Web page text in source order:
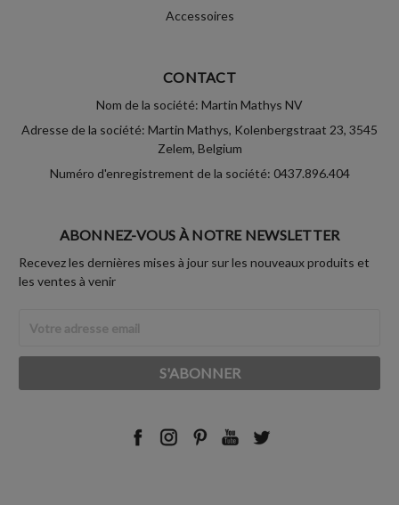
Accessoires
CONTACT
Nom de la société: Martin Mathys NV
Adresse de la société: Martin Mathys, Kolenbergstraat 23, 3545
Zelem, Belgium
Numéro d'enregistrement de la société: 0437.896.404
ABONNEZ-VOUS À NOTRE NEWSLETTER
Recevez les dernières mises à jour sur les nouveaux produits et
les ventes à venir
Email